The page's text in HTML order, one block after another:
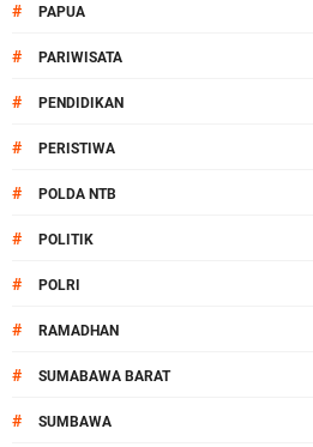
# PAPUA
# PARIWISATA
# PENDIDIKAN
# PERISTIWA
# POLDA NTB
# POLITIK
# POLRI
# RAMADHAN
# SUMABAWA BARAT
# SUMBAWA